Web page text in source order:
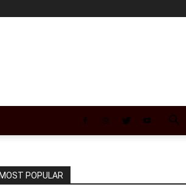
MOST POPULAR